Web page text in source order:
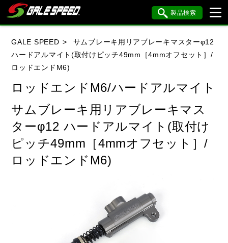
製品検索
車種検索
アイテム検索 品番検索
HONDA YAMAHA SUZUKI
KAWASAKI BMW DUCATI
HARLEY DAVIDSON MV AGUSTA
GALE SPEED
サムブレーキ用リアブレーキマスターφ12
ハードアルマイト(取付けピッチ49mm［4mmオフセット］/
ロッドエンドM6)
ロッドエンドM6/ハードアルマイト
サムブレーキ用リアブレーキマス
ターφ12 ハードアルマイト(取付け
ピッチ49mm［4mmオフセット］/
ロッドエンドM6)